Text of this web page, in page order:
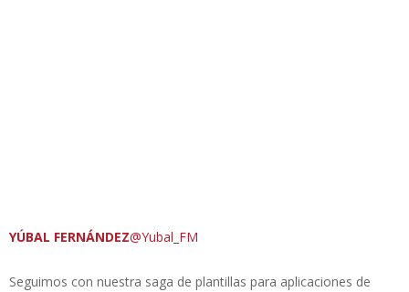
YÚBAL FERNÁNDEZ@Yubal_FM
Seguimos con nuestra saga de plantillas para aplicaciones de